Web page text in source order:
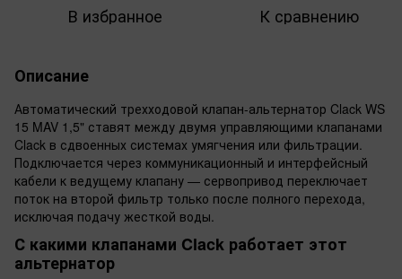
В избранное К сравнению
Описание
Автоматический трехходовой клапан-альтернатор Clack WS
15 MAV 1,5" ставят между двумя управляющими клапанами
Clack в сдвоенных системах умягчения или фильтрации.
Подключается через коммуникационный и интерфейсный
кабели к ведущему клапану — сервопривод переключает
поток на второй фильтр только после полного перехода,
исключая подачу жесткой воды.
С какими клапанами Clack работает этот
альтернатор